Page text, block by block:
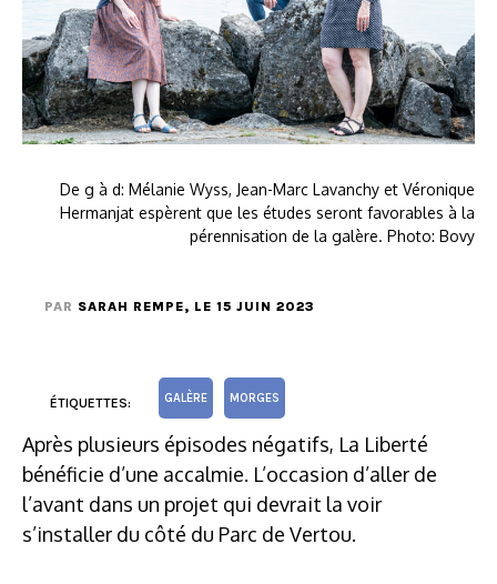
De g à d: Mélanie Wyss, Jean-Marc Lavanchy et Véronique
Hermanjat espèrent que les études seront favorables à la
pérennisation de la galère. Photo: Bovy
PAR SARAH REMPE, LE 15 JUIN 2023
ÉTIQUETTES: GALÈRE MORGES
Après plusieurs épisodes négatifs, La Liberté
bénéficie d’une accalmie. L’occasion d’aller de
l’avant dans un projet qui devrait la voir
s’installer du côté du Parc de Vertou.